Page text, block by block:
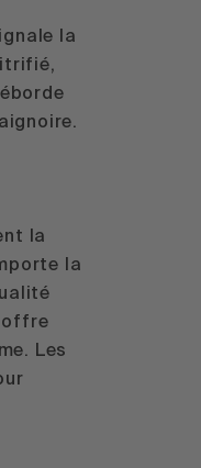
la
la
la
offre
Les